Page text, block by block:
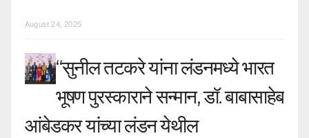
August 24, 2025
“सुनील तटकरे यांना लंडनमध्ये भारत
भूषण पुरस्काराने सन्मान, डॉ. बाबासाहेब
आंबेडकर यांच्या लंडन येथील